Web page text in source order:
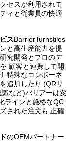
セスが利用されて
ィと従業員の快適
スBarrierTurnstiles
と高生産能力を提
究開発とプロのデ
顧客と連携して開
,特殊なコンポーネ
追加したり (QRリ
など)バリアーは変
ラインと厳格なQC
された注文も 正確
のOEMパートナー